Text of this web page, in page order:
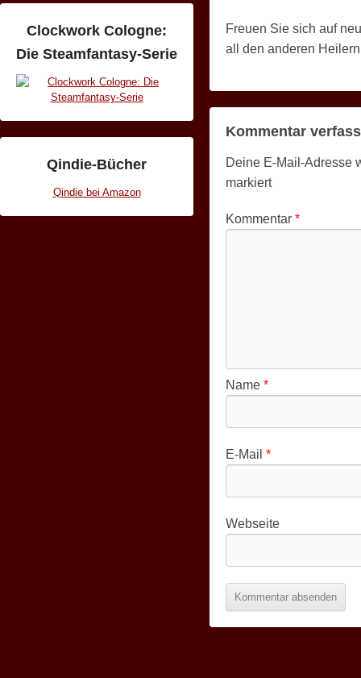
Freuen Sie sich auf
all den anderen
Kommentar
Deine E-Mail-Adresse
markiert
Kommentar *
Name *
E-Mail *
Webseite
Clockwork Cologne:
Die Steamfantasy-Serie
Qindie-Bücher
Qindie bei Amazon